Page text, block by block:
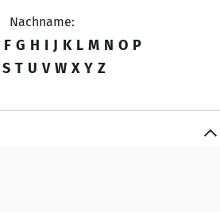
Nachname:
F G H I J K L M N O P
S T U V W X Y Z